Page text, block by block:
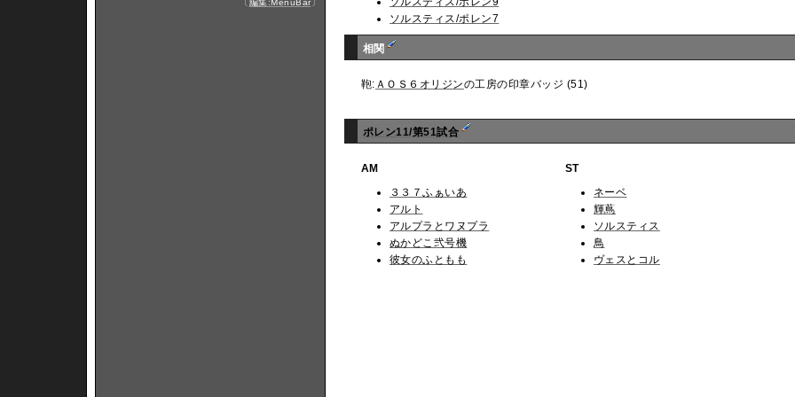
ソルスティス/ポレン7
相関
鞄: ＡＯＳ６オリジンの工房の印章バッジ (51)
ポレン11/第51試合
AM
３３７ふぁいあ
アルト
アルプラとワヌプラ
ぬかどこ弐号機
彼女のふともも
ST
ネーベ
輝蔦
ソルスティス
鳥
ヴェスとコル
〔編集:MenuBar〕